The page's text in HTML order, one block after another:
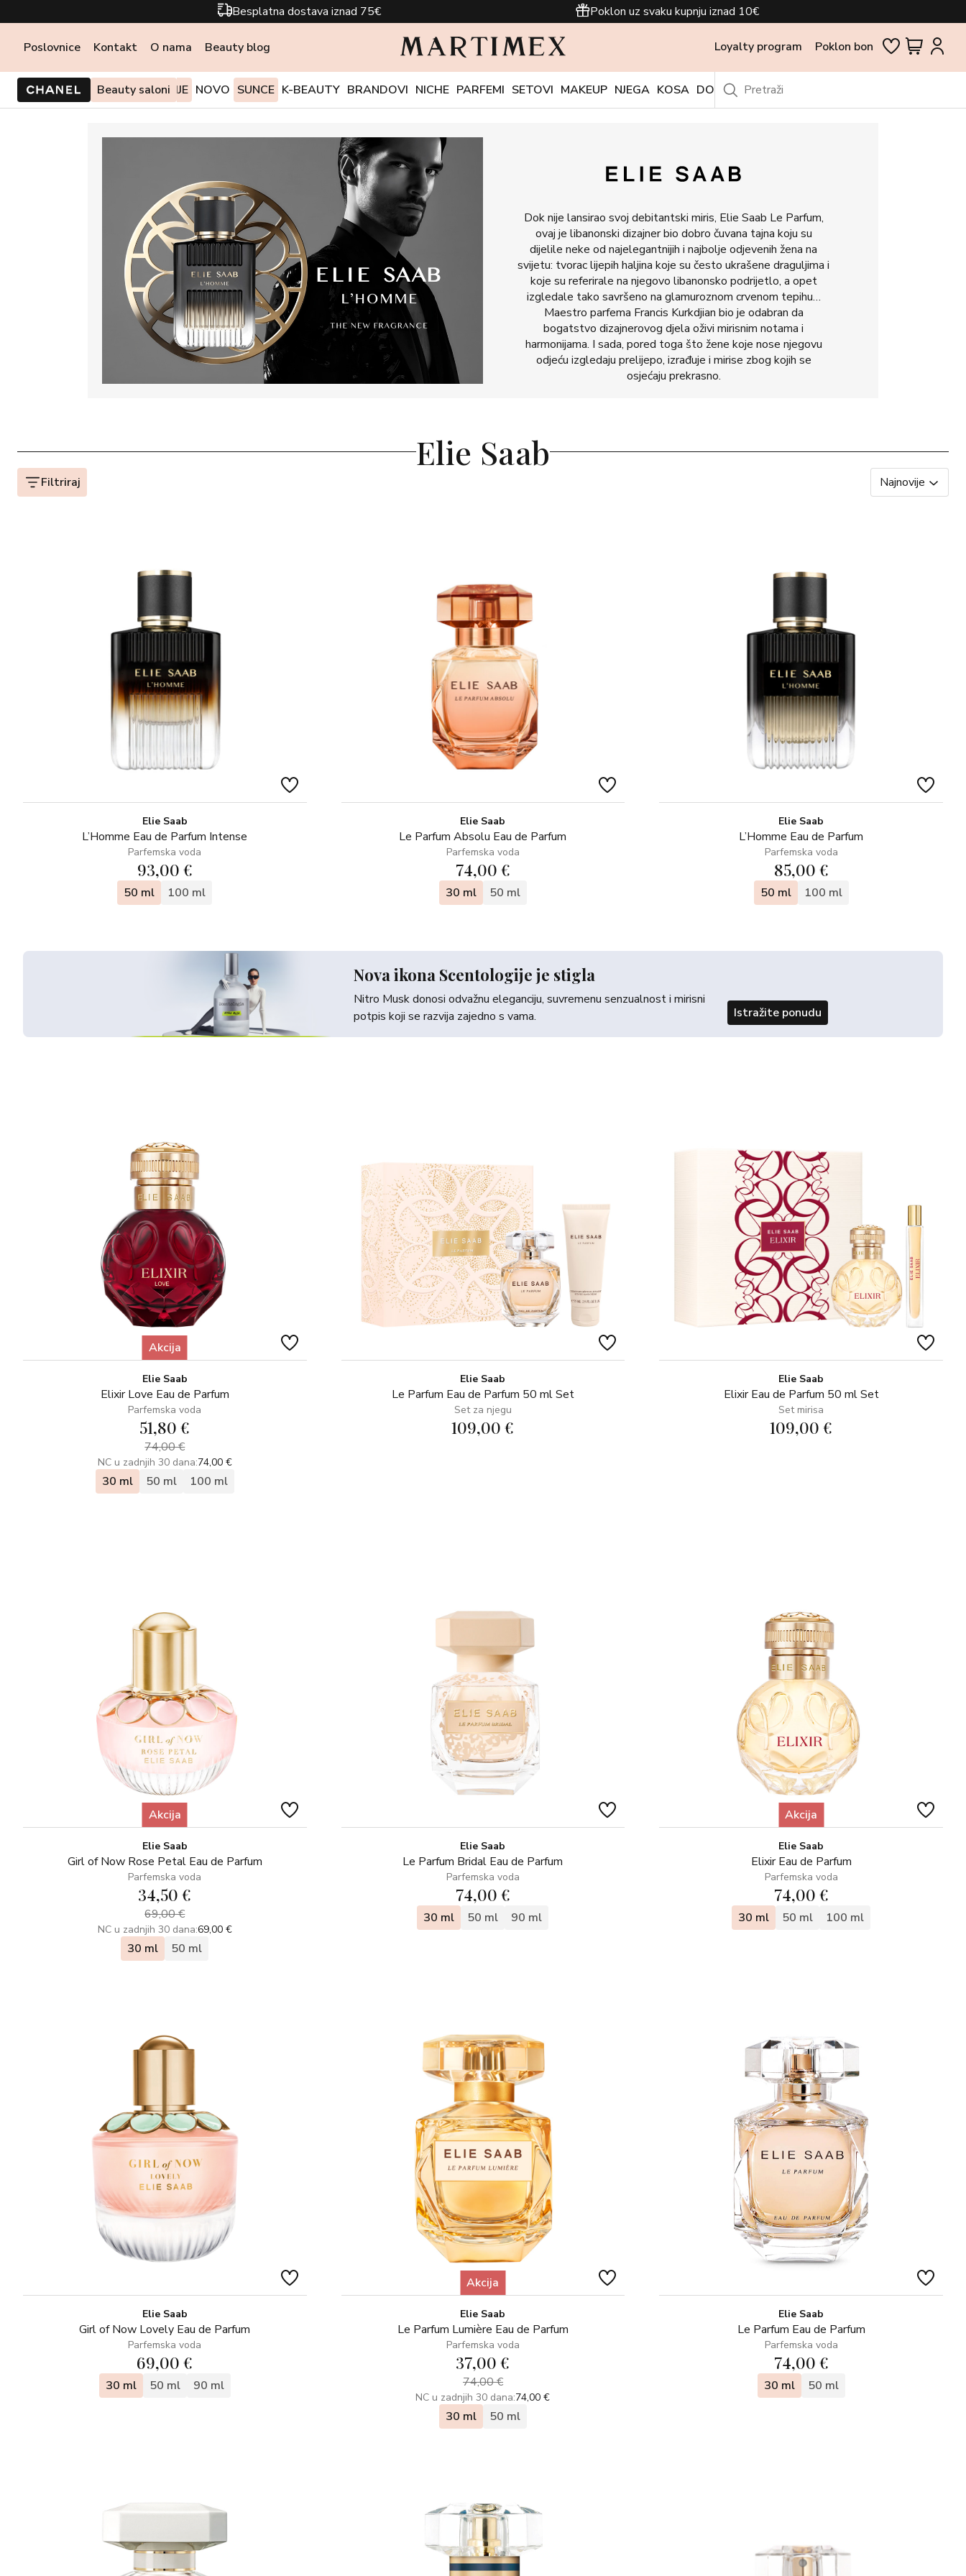
Besplatna dostava iznad 75€ Poklon uz svaku kupnju iznad 10€
Poslovnice Kontakt O nama Beauty blog Loyalty program Poklon bon
Beauty saloni
PONUDE I AKCIJE NOVO SUNCE K-BEAUTY BRANDOVI NICHE PARFEMI SETOVI MAKEUP NJEGA KOSA DODACI OUTLET
Dok nije lansirao svoj debitantski miris, Elie Saab Le Parfum,
ovaj je libanonski dizajner bio dobro čuvana tajna koju su
dijelile neke od najelegantnijih i najbolje odjevenih žena na
svijetu: tvorac lijepih haljina koje su često ukrašene draguljima i
koje su referirale na njegovo libanonsko podrijetlo, a opet
izgledale tako savršeno na glamuroznom crvenom tepihu…
Maestro parfema Francis Kurkdjian bio je odabran da
bogatstvo dizajnerovog djela oživi mirisnim notama i
harmonijama. I sada, pored toga što žene koje nose njegovu
odjeću izgledaju prelijepo, izrađuje i mirise zbog kojih se
osjećaju prekrasno.
Elie Saab
Filtriraj Najnovije
Elie Saab
L’Homme Eau de Parfum Intense
Parfemska voda
93,00 €
50 ml 100 ml
Elie Saab
Le Parfum Absolu Eau de Parfum
Parfemska voda
74,00 €
30 ml 50 ml
Nova ikona Scentologije je stigla
Nitro Musk donosi odvažnu eleganciju, suvremenu senzualnost i mirisni
potpis koji se razvija zajedno s vama.
Istražite ponudu
Elie Saab
L’Homme Eau de Parfum
Parfemska voda
85,00 €
50 ml 100 ml
Akcija
Elie Saab
Elixir Love Eau de Parfum
Parfemska voda
51,80 €
74,00 €
NC u zadnjih 30 dana:74,00 €
30 ml 50 ml 100 ml
Elie Saab
Le Parfum Eau de Parfum 50 ml Set
Set za njegu
109,00 €
Elie Saab
Elixir Eau de Parfum 50 ml Set
Set mirisa
109,00 €
Akcija
Elie Saab
Girl of Now Rose Petal Eau de Parfum
Parfemska voda
34,50 €
69,00 €
NC u zadnjih 30 dana:69,00 €
30 ml 50 ml
Elie Saab
Le Parfum Bridal Eau de Parfum
Parfemska voda
74,00 €
30 ml 50 ml 90 ml
Akcija
Elie Saab
Elixir Eau de Parfum
Parfemska voda
74,00 €
30 ml 50 ml 100 ml
Elie Saab
Girl of Now Lovely Eau de Parfum
Parfemska voda
69,00 €
30 ml 50 ml 90 ml
Akcija
Elie Saab
Le Parfum Lumière Eau de Parfum
Parfemska voda
37,00 €
74,00 €
NC u zadnjih 30 dana:74,00 €
30 ml 50 ml
Elie Saab
Le Parfum Eau de Parfum
Parfemska voda
74,00 €
30 ml 50 ml